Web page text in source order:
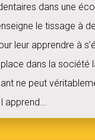
dans une
le tissage à
leur apprendre à
dans la société
ne peut
apprend...